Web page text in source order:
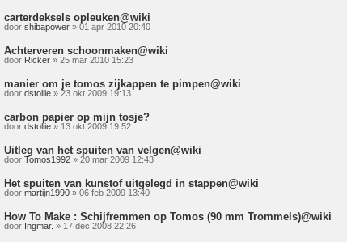
carterdeksels opleuken@wiki
door shibapower» 01 apr 2010 20:40
Achterveren schoonmaken@wiki
door Ricker» 25 mar 2010 15:23
manier om je tomos zijkappen te pimpen@wiki
door dstollie» 23 okt 2009 19:13
carbon papier op mijn tosje?
door dstollie» 13 okt 2009 19:52
Uitleg van het spuiten van velgen@wiki
door Tomos1992» 20 mar 2009 12:43
Het spuiten van kunstof uitgelegd in stappen@wiki
door martijn1990» 06 feb 2009 13:40
How To Make : Schijfremmen op Tomos (90 mm Trommels)@wiki
door Ingmar. » 17 dec 2008 22:26